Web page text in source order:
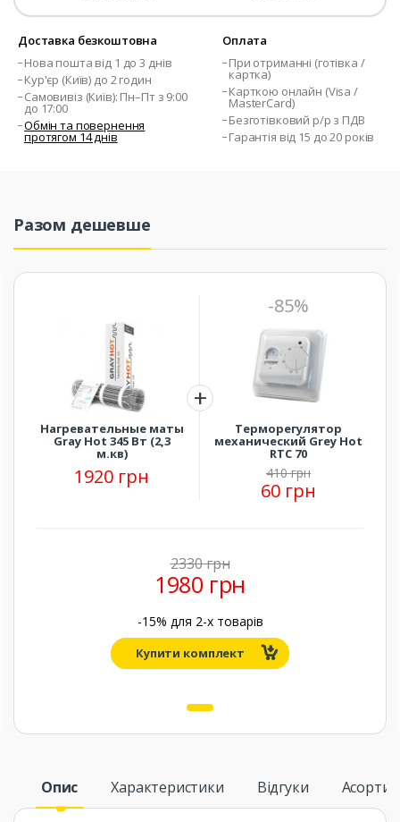
Доставка безкоштовна
Нова пошта від 1 до 3 днів
Кур'єр (Київ) до 2 годин
Самовивіз (Київ): Пн–Пт з 9:00
до 17:00
Обмін та повернення
протягом 14 днів
Оплата
При отриманні (готівка /
картка)
Карткою онлайн (Visa /
MasterCard)
Безготівковий р/р з ПДВ
Гарантія від 15 до 20 років
Разом дешевше
Нагревательные маты
Gray Hot 345 Вт (2,3
м.кв)
1920 грн
-85%
Терморегулятор
механический Grey Hot
RTC 70
410 грн
60 грн
2330 грн
1980 грн
-15% для 2-х товарів
Купити комплект
Опис Характеристики Відгуки